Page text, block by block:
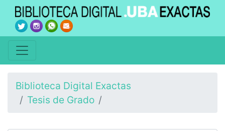
Biblioteca Digital Exactas
Tesis de Grado